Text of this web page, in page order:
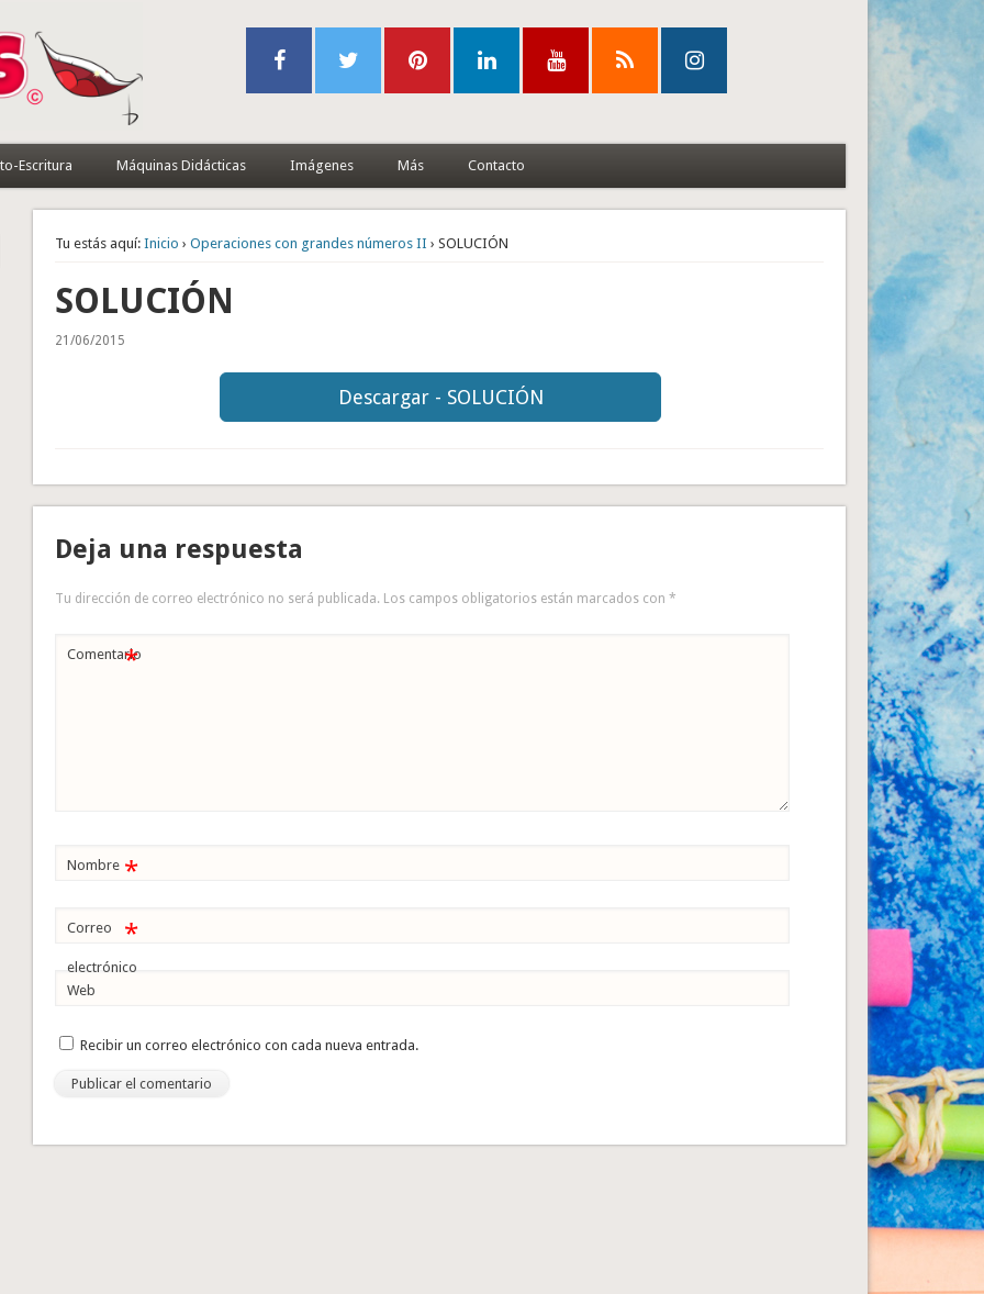
Escritura Máquinas Didácticas Imágenes Más Contacto
Tu estás aquí: Inicio ›Operaciones con grandes números II › SOLUCIÓN
SOLUCIÓN
21/06/2015
Descargar - SOLUCIÓN
Deja una respuesta
Tu dirección de correo electrónico no será publicada. Los campos obligatorios están marcados con*
Comentario
*
Nombre *
Correo
electrónico
*
Web
Recibir un correo electrónico con cada nueva entrada.